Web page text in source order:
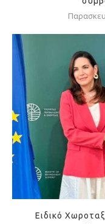
Ειδικό